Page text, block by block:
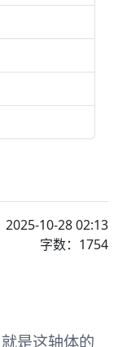
2025-10-28 02:13
字数：1754
是这轴体的